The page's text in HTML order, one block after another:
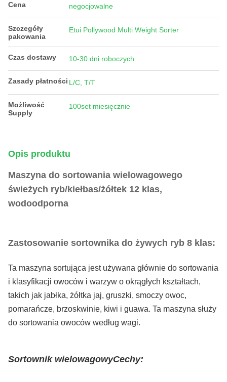
Cena negocjowalne
Szczegóły
pakowania
Etui Pollywood Multi Weight Sorter
Czas dostawy 10-30 dni roboczych
Zasady płatności L/C, T/T
Możliwość
Supply
100set miesięcznie
Opis produktu
Maszyna do sortowania wielowagowego
świeżych ryb/kiełbas/żółtek 12 klas,
wodoodporna
Zastosowanie sortownika do żywych ryb 8 klas:
Ta maszyna sortująca jest używana głównie do sortowania
i klasyfikacji owoców i warzyw o okrągłych kształtach,
takich jak jabłka, żółtka jaj, gruszki, smoczy owoc,
pomarańcze, brzoskwinie, kiwi i guawa. Ta maszyna służy
do sortowania owoców według wagi.
Sortownik wielowagowyCechy: